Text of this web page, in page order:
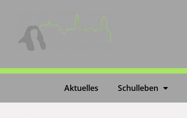
Aktuelles Schulleben